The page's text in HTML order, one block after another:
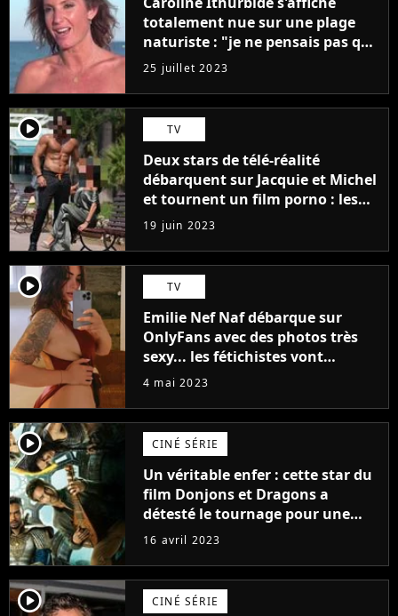
totalement nue sur une plage
naturiste : "je ne pensais pas que
j'arriverais à le faire..."
25 juillet 2023
player2 TV
Deux stars de télé-réalité
débarquent sur Jacquie et Michel
et tournent un film porno : les
premières images du tournage
(exclu)
19 juin 2023
player2 TV
Emilie Nef Naf débarque sur
OnlyFans avec des photos très
sexy... les fétichistes vont
prendre leur pied !
4 mai 2023
player2 CINÉ SÉRIE
Un véritable enfer : cette star du
film Donjons et Dragons a
détesté le tournage pour une
raison très spéciale
16 avril 2023
player2 CINÉ SÉRIE